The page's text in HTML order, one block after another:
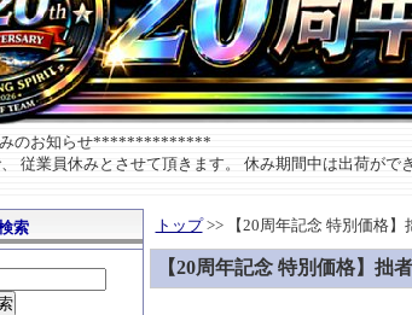
のお知らせ**************
従業員休みとさせて頂きます。 休み期間中は出荷がで
索 トップ>> 【20周年記念 特別価格】
【20周年記念 特別価格】拙